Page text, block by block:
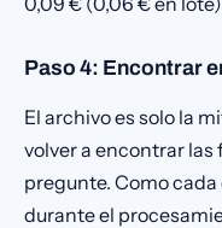
Paso 4: Encontrar
El archivo es solo la
volver a encontrar las
pregunte. Como
durante el